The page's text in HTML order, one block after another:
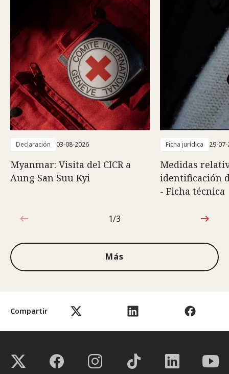
Compartir
Declaración 03-08-2026
Myanmar: Visita del CICR a
Aung San Suu Kyi
Ficha jurídica 29-
Medidas
identificación
- Ficha técnica
1de3
1/3
Más